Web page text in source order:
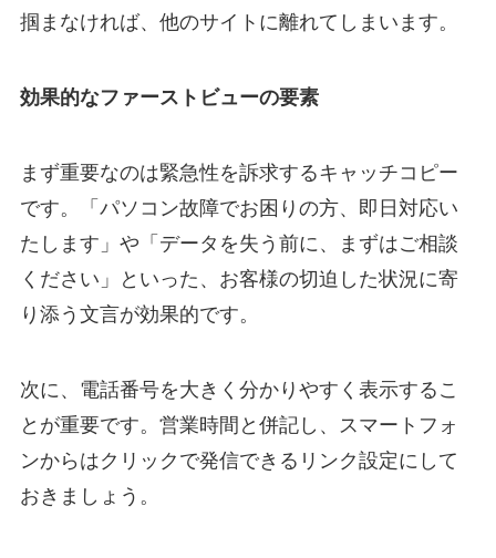
掴まなければ、他のサイトに離れてしまいます。
効果的なファーストビューの要素
まず重要なのは緊急性を訴求するキャッチコピー
です。「パソコン故障でお困りの方、即日対応い
たします」や「データを失う前に、まずはご相談
ください」といった、お客様の切迫した状況に寄
り添う文言が効果的です。
次に、電話番号を大きく分かりやすく表示するこ
とが重要です。営業時間と併記し、スマートフォ
ンからはクリックで発信できるリンク設定にして
おきましょう。